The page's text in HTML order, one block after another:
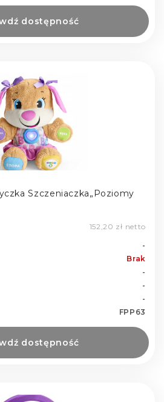
dostępność
Szczeniaczka„Poziomy
152,20 zł netto
-
Brak
-
-
-
FPP63
dostępność